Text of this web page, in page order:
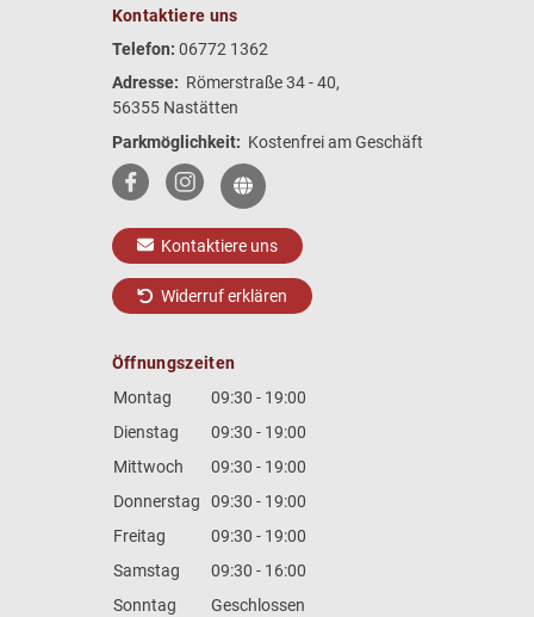
Kontaktiere uns
Telefon: 06772 1362
Adresse: Römerstraße 34 - 40,
56355 Nastätten
Parkmöglichkeit: Kostenfrei am Geschäft
Kontaktiere uns
Widerruf erklären
Öffnungszeiten
Montag
09:30 - 19:00
Dienstag
09:30 - 19:00
Mittwoch
09:30 - 19:00
Donnerstag
09:30 - 19:00
Freitag
09:30 - 19:00
Samstag
09:30 - 16:00
Sonntag
Geschlossen